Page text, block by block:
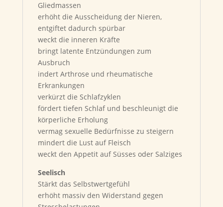
Gliedmassen
erhöht die Ausscheidung der Nieren,
entgiftet dadurch spürbar
weckt die inneren Kräfte
bringt latente Entzündungen zum
Ausbruch
indert Arthrose und rheumatische
Erkrankungen
verkürzt die Schlafzyklen
fördert tiefen Schlaf und beschleunigt die
körperliche Erholung
vermag sexuelle Bedürfnisse zu steigern
mindert die Lust auf Fleisch
weckt den Appetit auf Süsses oder Salziges
Seelisch
Stärkt das Selbstwertgefühl
erhöht massiv den Widerstand gegen